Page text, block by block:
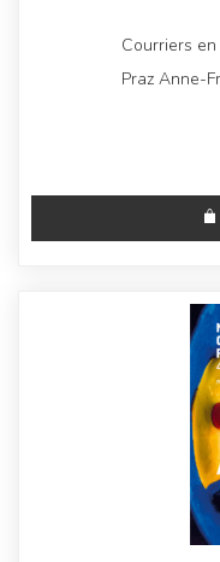
Courriers
Praz Anne-